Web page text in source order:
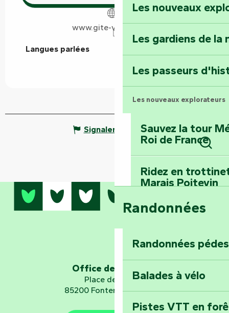
Faymoreau :
épopée minière
Terre d’étoiles :
Les nouveaux
Les gardiens de la
Les passeurs
Les nouveaux explorateurs
Sauvez la tour
Roi de France
Ridez en
Marais Poitevin
Embarquez pour
Explorez
d’orientation «
Randonnées
Randonnées
Balades à vélo
Pistes VTT en
www.gite-vendee.com
Langues parlées
Langues parlées
Signaler une erreur
Office de tourisme
Place de Verdun
85200 Fontenay-le-Comte